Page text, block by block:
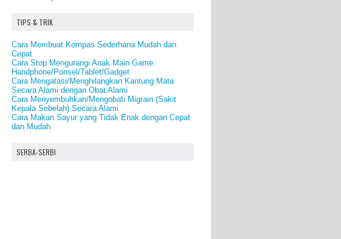
TIPS & TRIK
Cara Membuat Kompas Sederhana Mudah dan
Cepat
Cara Stop Mengurangi Anak Main Game
Handphone/Ponsel/Tablet/Gadget
Cara Mengatasi/Menghilangkan Kantung Mata
Secara Alami dengan Obat Alami
Cara Menyembuhkan/Mengobati Migrain (Sakit
Kepala Sebelah) Secara Alami
Cara Makan Sayur yang Tidak Enak dengan Cepat
dan Mudah
SERBA-SERBI